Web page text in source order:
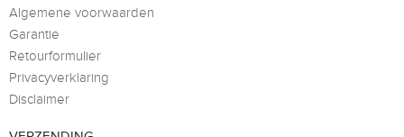
Algemene voorwaarden
Garantie
Retourformulier
Privacyverklaring
Disclaimer